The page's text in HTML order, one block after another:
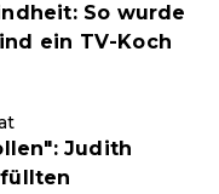
So wurde
ein TV-Koch
Judith